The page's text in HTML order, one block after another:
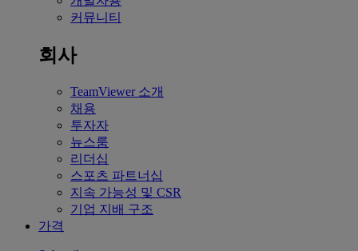
커뮤니티
회사
TeamViewer 소개
채용
투자자
뉴스룸
리더십
스포츠 파트너십
지속 가능성 및 CSR
기업 지배 구조
가격